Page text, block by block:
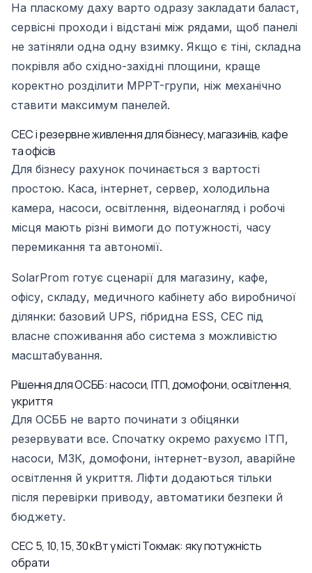
На пласкому даху варто одразу закладати баласт,
сервісні проходи і відстані між рядами, щоб панелі
не затіняли одна одну взимку. Якщо є тіні, складна
покрівля або східно-західні площини, краще
коректно розділити MPPT-групи, ніж механічно
ставити максимум панелей.
СЕС і резервне живлення для бізнесу, магазинів, кафе
та офісів
Для бізнесу рахунок починається з вартості
простою. Каса, інтернет, сервер, холодильна
камера, насоси, освітлення, відеонагляд і робочі
місця мають різні вимоги до потужності, часу
перемикання та автономії.
SolarProm готує сценарії для магазину, кафе,
офісу, складу, медичного кабінету або виробничої
ділянки: базовий UPS, гібридна ESS, СЕС під
власне споживання або система з можливістю
масштабування.
Рішення для ОСББ: насоси, ІТП, домофони, освітлення,
укриття
Для ОСББ не варто починати з обіцянки
резервувати все. Спочатку окремо рахуємо ІТП,
насоси, МЗК, домофони, інтернет-вузол, аварійне
освітлення й укриття. Ліфти додаються тільки
після перевірки приводу, автоматики безпеки й
бюджету.
СЕС 5, 10, 15, 30 кВт у місті Токмак: яку потужність
обрати